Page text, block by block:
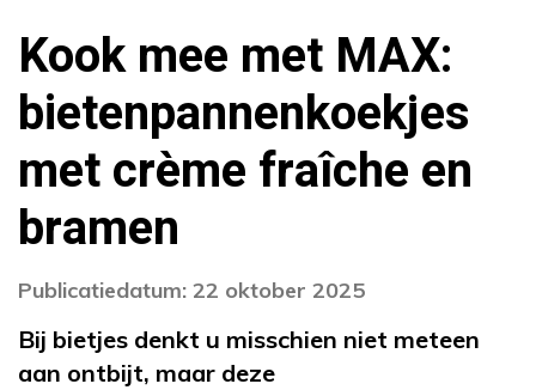
Kook mee met MAX:
bietenpannenkoekjes
met crème fraîche en
bramen
Publicatiedatum: 22 oktober 2025
Bij bietjes denkt u misschien niet meteen
aan ontbijt, maar deze